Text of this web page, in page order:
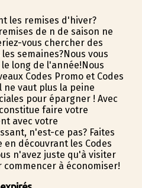
les remises d'hiver?
de fin de saison ne
vous chercher des
semaines?Nous vous
long de l'année!Nous
Codes Promo et Codes
ne vaut plus la peine
pour épargner ! Avec
faire votre
avec votre
n'est-ce pas? Faites
découvrant les Codes
n'avez juste qu'à visiter
à économiser!